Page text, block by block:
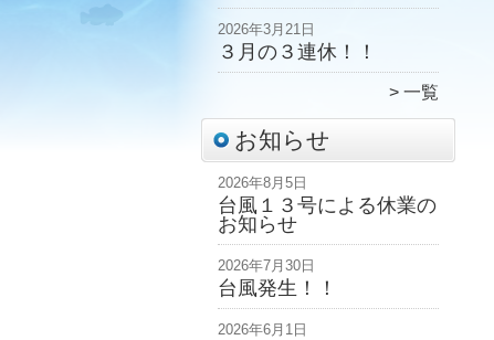
2026年3月21日
３月の３連休！！
一覧
お知らせ
2026年8月5日
台風１３号による休業の
お知らせ
2026年7月30日
台風発生！！
2026年6月1日